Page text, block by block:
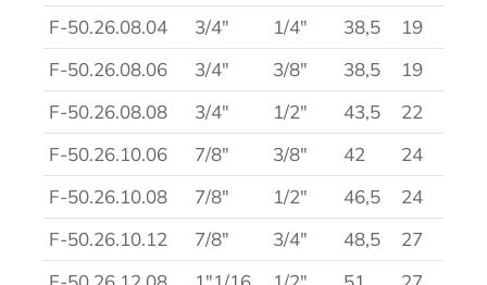
F-50.26.08.04
3/4″ 1/4″ 38,5
19
F-50.26.08.06
3/4″ 3/8″ 38,5
19
F-50.26.08.08
3/4″ 1/2″ 43,5
22
F-50.26.10.06
7/8″ 3/8″ 42
24
F-50.26.10.08
7/8″ 1/2″ 46,5
24
F-50.26.10.12
7/8″ 3/4″ 48,5
27